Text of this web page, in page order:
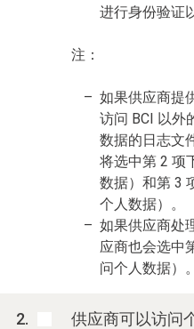
进行身份验证
注：
如果供应商提
访问 BCI 以外
数据的日志文
将选中第 2 项
数据）和第 3
个人数据）。
如果供应商处
应商也会选中
问个人数据）。
供应商可以访问